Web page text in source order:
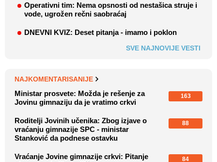
Operativni tim: Nema opsnosti od nestašica struje i
vode, ugrožen rečni saobraćaj
DNEVNI KVIZ: Deset pitanja - imamo i poklon
SVE NAJNOVIJE VESTI
NAJKOMENTARISANIJE
Ministar prosvete: Možda je rešenje za
Jovinu gimnaziju da je vratimo crkvi
163
Roditelji Jovinih učenika: Zbog izjave o
vraćanju gimnazije SPC - ministar
Stanković da podnese ostavku
88
Vraćanje Jovine gimnazije crkvi: Pitanje
84